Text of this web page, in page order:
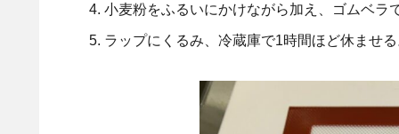
小麦粉をふるいにかけながら加え、ゴムベラ
ラップにくるみ、冷蔵庫で1時間ほど休ませ